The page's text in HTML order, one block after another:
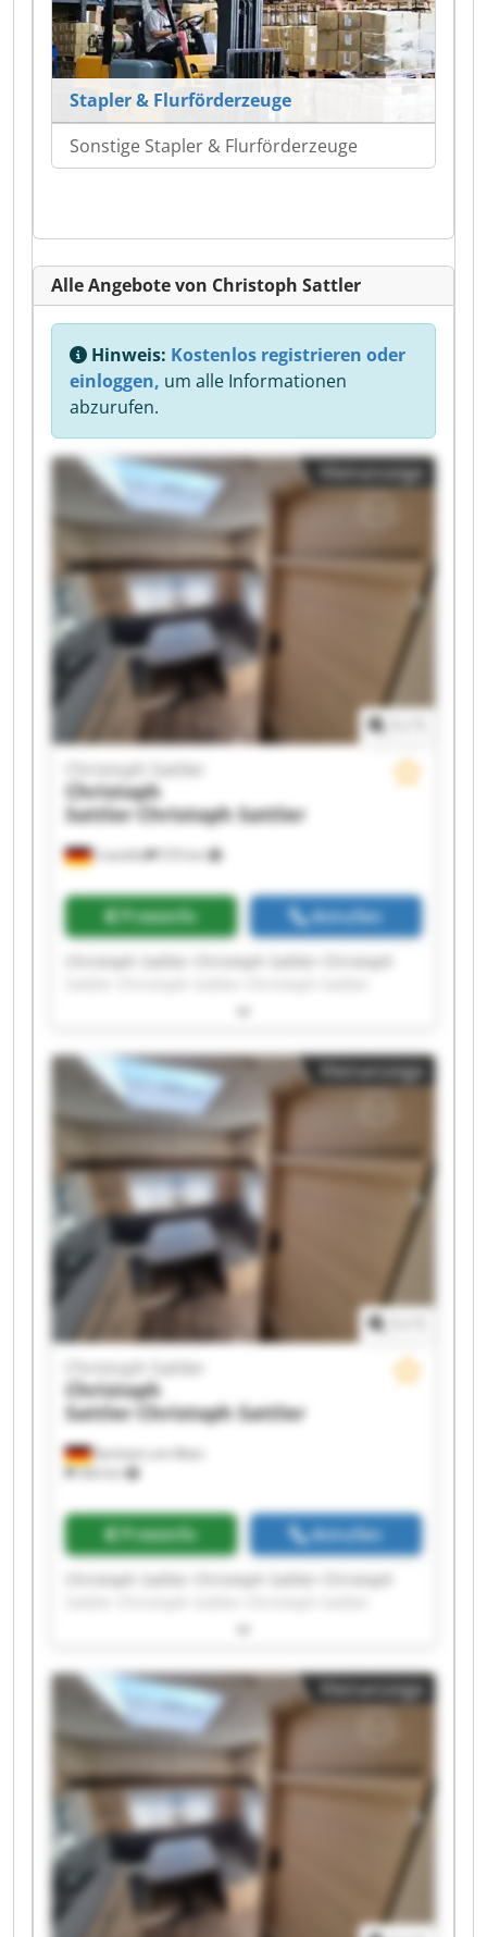
Stapler & Flurförderzeuge
Sonstige Stapler & Flurförderzeuge
Alle Angebote von Christoph Sattler
Hinweis: Kostenlos registrieren oder
einloggen, um alle Informationen
abzurufen.
Kleinanzeige
Coesfeld 570 km
Christoph Sattler
Christoph
Sattler
Christoph Sattler
Preisinfo Anrufen
Christoph Sattler Christoph Sattler Christoph
Christoph Sattler Christoph Sattler Christoph
Christoph Sattler Christoph Sattler Christoph
Sattler Christoph Sattler Christoph Sattler
Christoph Sattler Christoph Sattler Christoph
Sattler Christoph Sattler Christoph Sattler
Kleinanzeige
Karlstein am Main
364 km
Christoph Sattler
Christoph
Sattler
Christoph Sattler
Preisinfo Anrufen
Christoph Sattler Christoph Sattler Christoph
Christoph Sattler Christoph Sattler Christoph
Christoph Sattler Christoph Sattler Christoph
Sattler Christoph Sattler Christoph Sattler
Christoph Sattler Christoph Sattler Christoph
Sattler Christoph Sattler Christoph Sattler
Kleinanzeige